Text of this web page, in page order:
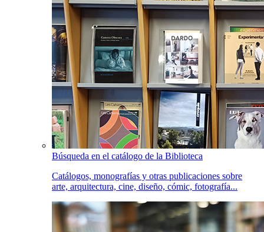
Búsqueda en el catálogo de la Biblioteca
Catálogos, monografías y otras publicaciones sobre
arte, arquitectura, cine, diseño, cómic, fotografía...